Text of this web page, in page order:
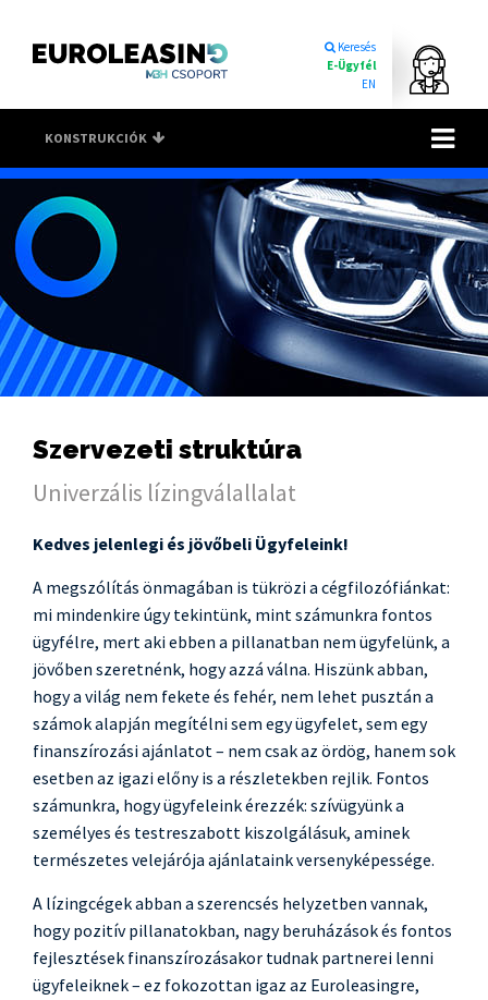
Keresés
E-Ügyfél
EN
KONSTRUKCIÓK Toggle
Szervezeti struktúra
Univerzális lízingválallalat
Kedves jelenlegi és jövőbeli Ügyfeleink!
A megszólítás önmagában is tükrözi a cégfilozófiánkat:
mi mindenkire úgy tekintünk, mint számunkra fontos
ügyfélre, mert aki ebben a pillanatban nem ügyfelünk, a
jövőben szeretnénk, hogy azzá válna. Hiszünk abban,
hogy a világ nem fekete és fehér, nem lehet pusztán a
számok alapján megítélni sem egy ügyfelet, sem egy
finanszírozási ajánlatot – nem csak az ördög, hanem sok
esetben az igazi előny is a részletekben rejlik. Fontos
számunkra, hogy ügyfeleink érezzék: szívügyünk a
személyes és testreszabott kiszolgálásuk, aminek
természetes velejárója ajánlataink versenyképessége.
A lízingcégek abban a szerencsés helyzetben vannak,
hogy pozitív pillanatokban, nagy beruházások és fontos
fejlesztések finanszírozásakor tudnak partnerei lenni
ügyfeleiknek – ez fokozottan igaz az Euroleasingre,